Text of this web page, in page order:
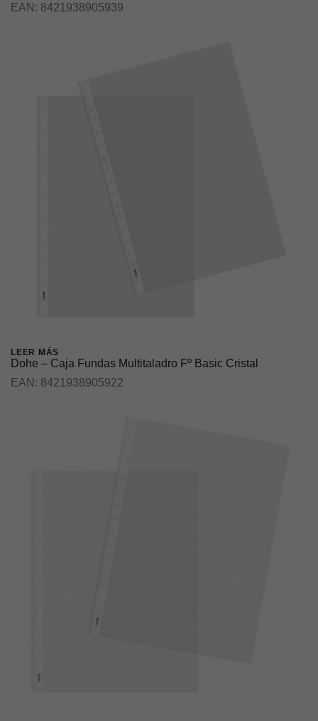
EAN: 8421938905939
LEER MÁS
Dohe – Caja Fundas Multitaladro Fº Basic Cristal
EAN: 8421938905922